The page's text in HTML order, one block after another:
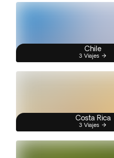
Chile
3 Viajes
Costa Rica
3 Viajes